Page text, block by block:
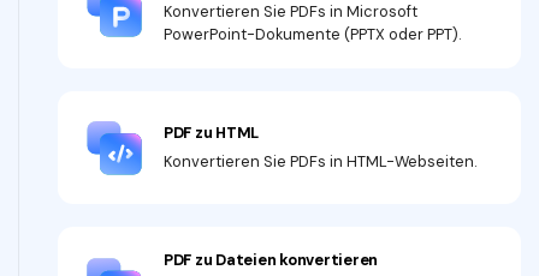
Konvertieren Sie PDFs in Microsoft
PowerPoint-Dokumente (PPTX oder PPT).
PDF zu HTML
Konvertieren Sie PDFs in HTML-Webseiten.
PDF zu Dateien konvertieren